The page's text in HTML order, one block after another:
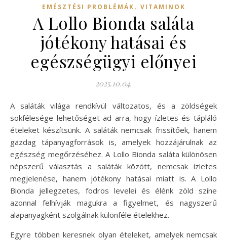
EMÉSZTÉSI PROBLÉMÁK, VITAMINOK
A Lollo Bionda saláta
jótékony hatásai és
egészségügyi előnyei
2025.10.04.
A saláták világa rendkívül változatos, és a zöldségek
sokfélesége lehetőséget ad arra, hogy ízletes és tápláló
ételeket készítsünk. A saláták nemcsak frissítőek, hanem
gazdag tápanyagforrások is, amelyek hozzájárulnak az
egészség megőrzéséhez. A Lollo Bionda saláta különösen
népszerű választás a saláták között, nemcsak ízletes
megjelenése, hanem jótékony hatásai miatt is. A Lollo
Bionda jellegzetes, fodros levelei és élénk zöld színe
azonnal felhívják magukra a figyelmet, és nagyszerű
alapanyagként szolgálnak különféle ételekhez.
Egyre többen keresnek olyan ételeket, amelyek nemcsak